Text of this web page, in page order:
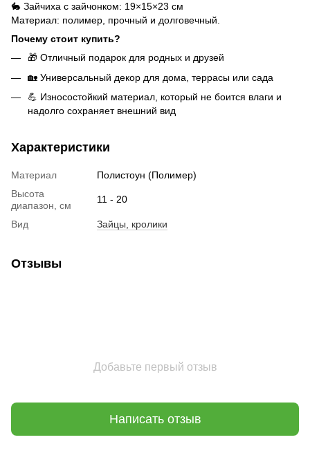
🐇 Зайчиха с зайчонком: 19×15×23 см
Материал: полимер, прочный и долговечный.
Почему стоит купить?
🎁 Отличный подарок для родных и друзей
🏡 Универсальный декор для дома, террасы или сада
💪 Износостойкий материал, который не боится влаги и
надолго сохраняет внешний вид
Характеристики
Материал
Полистоун (Полимер)
Высота
диапазон, см
11 - 20
Вид Зайцы, кролики
Отзывы
Добавьте первый отзыв
Написать отзыв